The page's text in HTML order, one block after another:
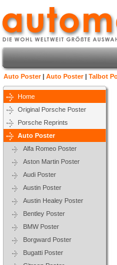
Auto Poster| Auto Poster| Talbot
Home
Original Porsche Poster
Porsche Reprints
Auto Poster
Alfa Romeo Poster
Aston Martin Poster
Audi Poster
Austin Poster
Austin Healey Poster
Bentley Poster
BMW Poster
Borgward Poster
Bugatti Poster